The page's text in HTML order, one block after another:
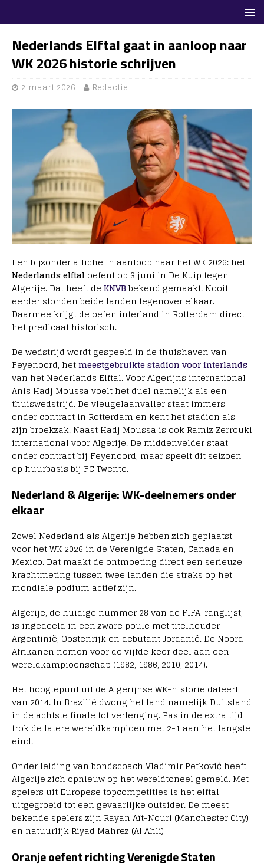
Nederlands Elftal gaat in aanloop naar
WK 2026 historie schrijven
2 maart 2026 Redactie
Een bijzonder affiche in aanloop naar het WK 2026: het
Nederlands elftal oefent op 3 juni in De Kuip tegen
Algerije. Dat heeft de KNVB bekend gemaakt. Nooit
eerder stonden beide landen tegenover elkaar.
Daarmee krijgt de oefen interland in Rotterdam direct
het predicaat historisch.
De wedstrijd wordt gespeeld in de thuishaven van
Feyenoord, hetmeestgebruikte stadion voor interlands
van het Nederlands Elftal. Voor Algerijns international
Anis Hadj Moussa voelt het duel namelijk als een
thuiswedstrijd. De vleugelaanvaller staat immers
onder contract in Rotterdam en kent het stadion als
zijn broekzak. Naast Hadj Moussa is ook Ramiz Zerrouki
international voor Algerije. De middenvelder staat
onder contract bij Feyenoord, maar speelt dit seizoen
op huurbasis bij FC Twente.
Nederland & Algerije: WK-deelnemers onder
elkaar
Zowel Nederland als Algerije hebben zich geplaatst
voor het WK 2026 in de Verenigde Staten, Canada en
Mexico. Dat maakt de ontmoeting direct een serieuze
krachtmeting tussen twee landen die straks op het
mondiale podium actief zijn.
Algerije, de huidige nummer 28 van de FIFA-ranglijst,
is ingedeeld in een zware poule met titelhouder
Argentinië, Oostenrijk en debutant Jordanië. De Noord-
Afrikanen nemen voor de vijfde keer deel aan een
wereldkampioenschap (1982, 1986, 2010, 2014).
Het hoogtepunt uit de Algerijnse WK-historie dateert
van 2014. In Brazilië dwong het land namelijk Duitsland
in de achtste finale tot verlenging. Pas in de extra tijd
trok de latere wereldkampioen met 2-1 aan het langste
eind.
Onder leiding van bondscoach Vladimir Petković heeft
Algerije zich opnieuw op het wereldtoneel gemeld. Met
spelers uit Europese topcompetities is het elftal
uitgegroeid tot een gevaarlijke outsider. De meest
bekende spelers zijn Rayan Aït-Nouri (Manchester City)
en natuurlijk Riyad Mahrez (Al Ahli)
Oranje oefent richting Verenigde Staten